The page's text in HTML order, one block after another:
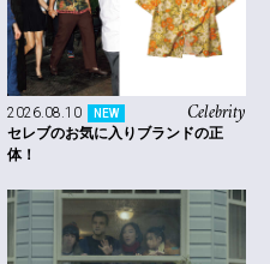
Celebrity
2026.08.10 NEW
セレブのお気に入りブランドの正
体！